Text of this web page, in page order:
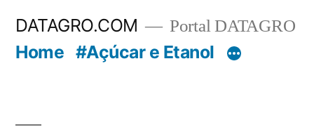
DATAGRO.COM Portal DATAGRO
Home #Açúcar e Etanol